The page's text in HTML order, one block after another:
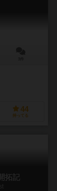
44
持ってる
拓記